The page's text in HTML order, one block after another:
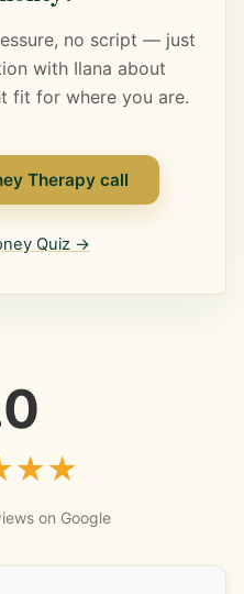
no script — just
with Ilana about
fit for where you are.
Therapy call
Quiz →
★★
on Google